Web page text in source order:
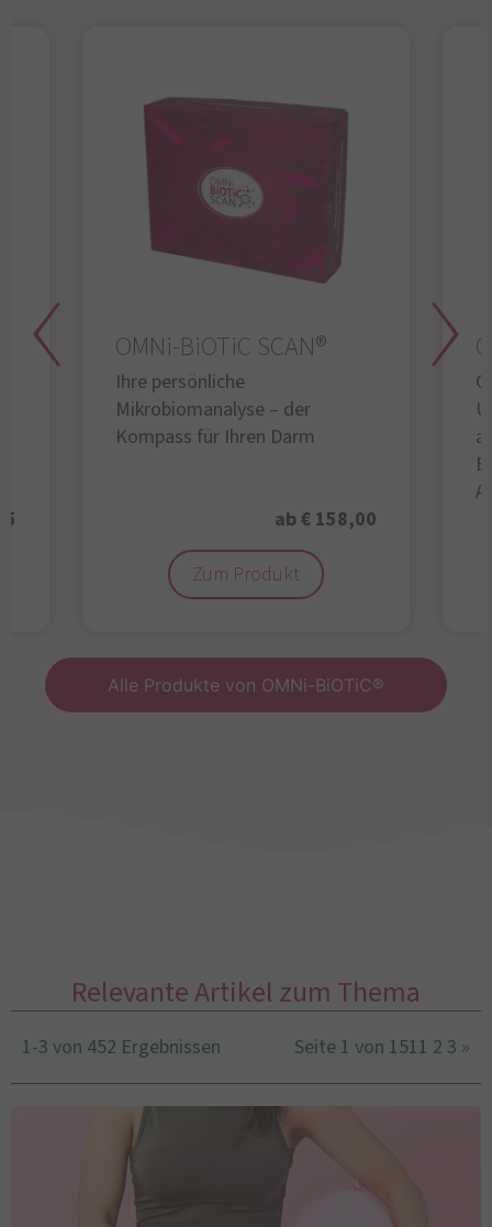
OMNi-BiOTiC SCAN®
Ihre persönliche
Mikrobiomanalyse – der
Kompass für Ihren Darm
ab € 158,00
Zum Produkt
Alle Produkte von OMNi-BiOTiC®
Relevante Artikel zum Thema
1-3 von 452 Ergebnissen Seite 1 von 1511 2 3 »